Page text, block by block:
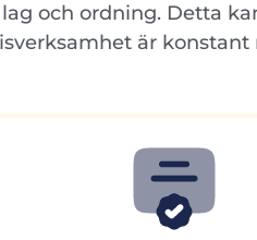
och ordning. Detta
är konstant